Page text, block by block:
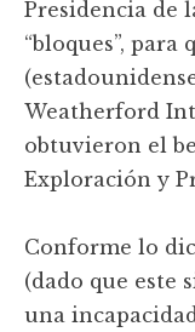
Presidencia de
“bloques”,
Weatherford
obtuvieron el
Exploración y
Conforme lo
(dado que este
una